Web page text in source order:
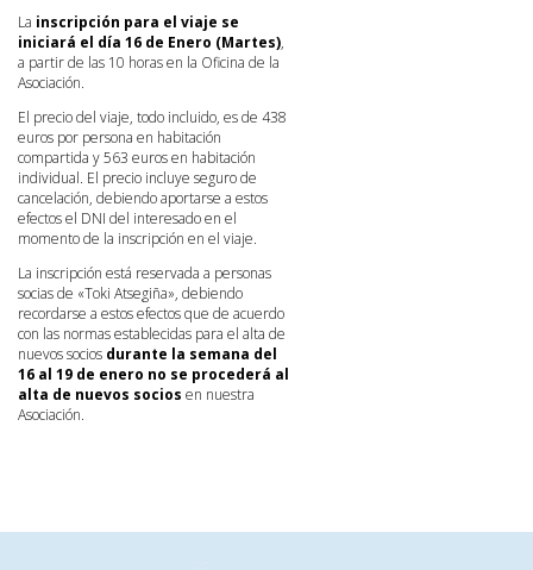
La inscripción para el viaje se
iniciará el día 16 de Enero (Martes),
a partir de las 10 horas en la Oficina de la
Asociación.
El precio del viaje, todo incluido, es de 438
euros por persona en habitación
compartida y 563 euros en habitación
individual. El precio incluye seguro de
cancelación, debiendo aportarse a estos
efectos el DNI del interesado en el
momento de la inscripción en el viaje.
La inscripción está reservada a personas
socias de «Toki Atsegiña», debiendo
recordarse a estos efectos que de acuerdo
con las normas establecidas para el alta de
nuevos socios durante la semana del
16 al 19 de enero no se procederá al
alta de nuevos socios en nuestra
Asociación.